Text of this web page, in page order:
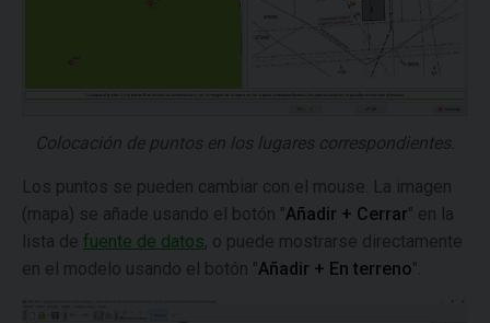
Colocación de puntos en los lugares correspondientes.
Los puntos se pueden cambiar con el mouse. La imagen
(mapa) se añade usando el botón "Añadir + Cerrar" en la
lista de fuente de datos, o puede mostrarse directamente
en el modelo usando el botón "Añadir + En terreno".